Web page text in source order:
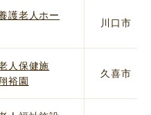
護老人ホー
川口市
人保健施
裕園
久喜市